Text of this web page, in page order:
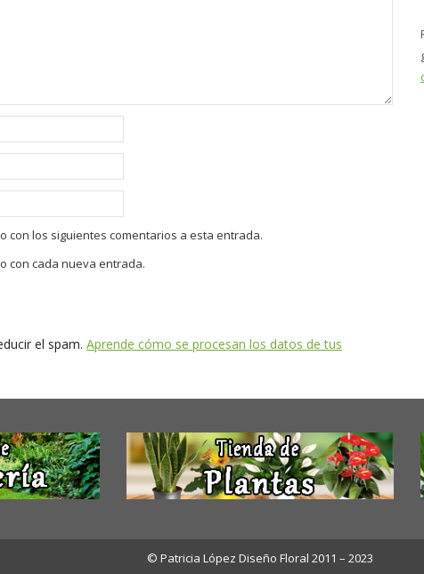
con los siguientes comentarios a esta entrada.
con cada nueva entrada.
el spam. Aprende cómo se procesan los datos de tus
© Patricia López Diseño Floral 2011 – 2023